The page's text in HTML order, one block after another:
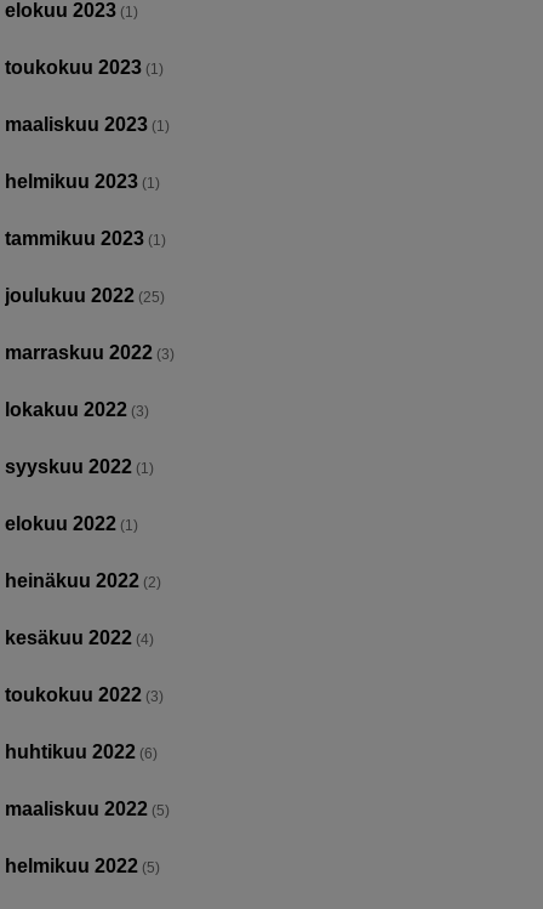
elokuu 2023 (1)
toukokuu 2023 (1)
maaliskuu 2023 (1)
helmikuu 2023 (1)
tammikuu 2023 (1)
joulukuu 2022 (25)
marraskuu 2022 (3)
lokakuu 2022 (3)
syyskuu 2022 (1)
elokuu 2022 (1)
heinäkuu 2022 (2)
kesäkuu 2022 (4)
toukokuu 2022 (3)
huhtikuu 2022 (6)
maaliskuu 2022 (5)
helmikuu 2022 (5)